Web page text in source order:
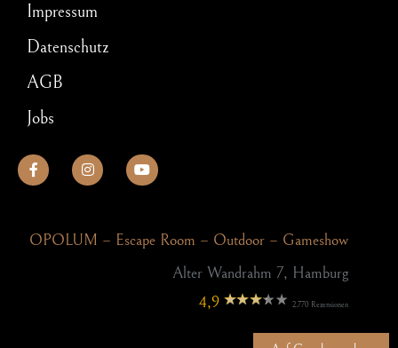
Impressum
Datenschutz
AGB
Jobs
OPOLUM – Escape Room – Outdoor – Gameshow
Alter Wandrahm 7, Hamburg
4,9
2.770 Rezensionen